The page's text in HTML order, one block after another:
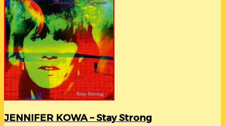
JENNIFER KOWA – Stay Strong